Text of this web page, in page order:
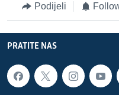
Podijeli
PRATITE NAS